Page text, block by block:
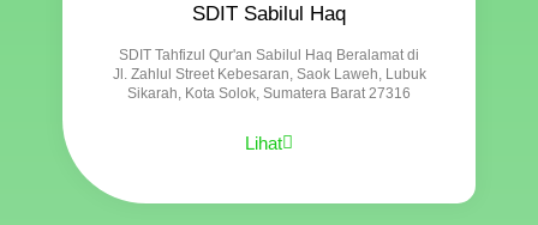
SDIT Sabilul Haq
SDIT Tahfizul Qur'an Sabilul Haq Beralamat di
Jl. Zahlul Street Kebesaran, Saok Laweh, Lubuk
Sikarah, Kota Solok, Sumatera Barat 27316
Lihat